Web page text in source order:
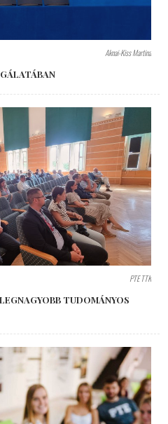
Aknai-Kiss Martina
PTE TTK
TUDOMÁNYOS